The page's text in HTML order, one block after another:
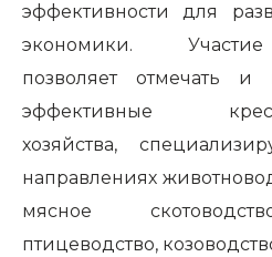
эффективности для
экономики.
позволяет
отмечать и
эффективные
хозяйства,
направлениях
мясное
птицеводство,